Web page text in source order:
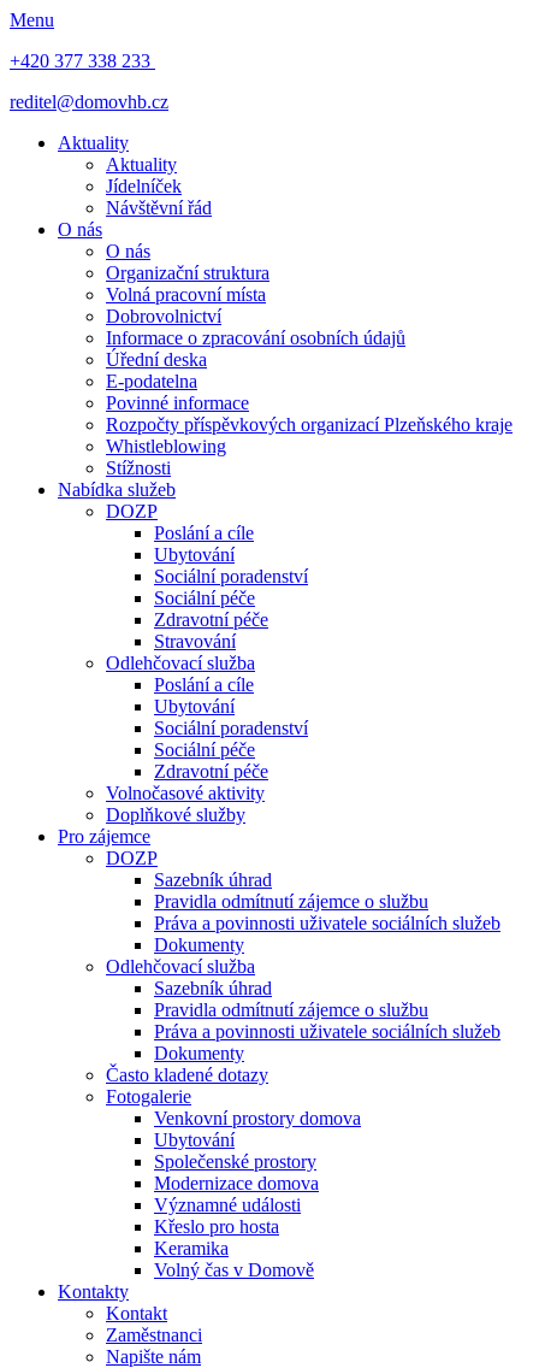
Menu
+420 377 338 233
reditel@domovhb.cz
Aktuality
Aktuality
Jídelníček
Návštěvní řád
O nás
O nás
Organizační struktura
Volná pracovní místa
Dobrovolnictví
Informace o zpracování osobních údajů
Úřední deska
E-podatelna
Povinné informace
Rozpočty příspěvkových organizací Plzeňského kraje
Whistleblowing
Stížnosti
Nabídka služeb
DOZP
Poslání a cíle
Ubytování
Sociální poradenství
Sociální péče
Zdravotní péče
Stravování
Odlehčovací služba
Poslání a cíle
Ubytování
Sociální poradenství
Sociální péče
Zdravotní péče
Volnočasové aktivity
Doplňkové služby
Pro zájemce
DOZP
Sazebník úhrad
Pravidla odmítnutí zájemce o službu
Práva a povinnosti uživatele sociálních služeb
Dokumenty
Odlehčovací služba
Sazebník úhrad
Pravidla odmítnutí zájemce o službu
Práva a povinnosti uživatele sociálních služeb
Dokumenty
Často kladené dotazy
Fotogalerie
Venkovní prostory domova
Ubytování
Společenské prostory
Modernizace domova
Významné události
Křeslo pro hosta
Keramika
Volný čas v Domově
Kontakty
Kontakt
Zaměstnanci
Napište nám